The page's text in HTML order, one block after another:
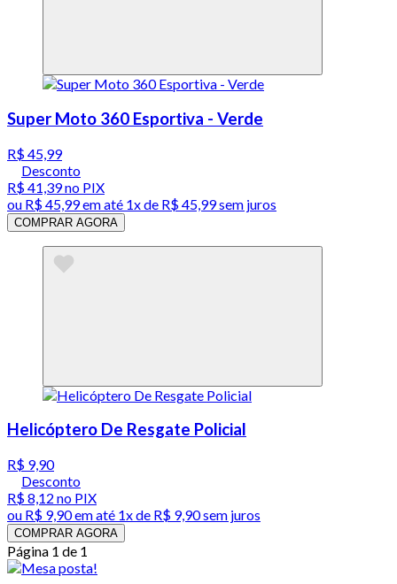
Super Moto 360 Esportiva - Verde
R$ 45,99
Desconto
R$ 41,39no PIX
ou R$ 45,99em até 1x de R$ 45,99sem juros
COMPRAR AGORA
Helicóptero De Resgate Policial
R$ 9,90
Desconto
R$ 8,12 no PIX
ou R$ 9,90em até 1x de R$ 9,90sem juros
COMPRAR AGORA
Página 1 de 1